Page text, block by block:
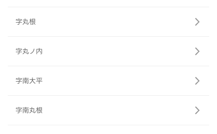
字丸根
字丸ノ内
字南大平
字南丸根